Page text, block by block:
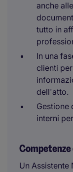
anche
tutto in
In una
clienti
dell'atto.
Gestione
interni
Un Assistente